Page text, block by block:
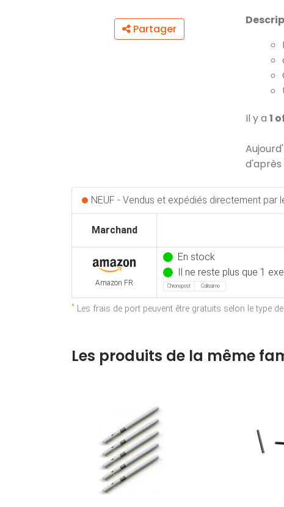
Partager
Il y a 1
NEUF - Vendus et expédiés directement par
Marchand
Amazon FR
En stock
Il ne reste plus que 1
Chronopost Colissimo
* Les frais de port peuvent être gratuits selon le type
Les produits de la même